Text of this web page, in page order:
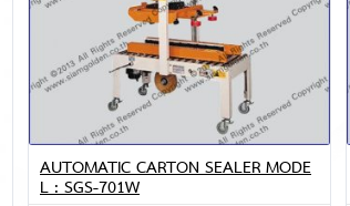
AUTOMATIC CARTON SEALER MODE
L : SGS-701W